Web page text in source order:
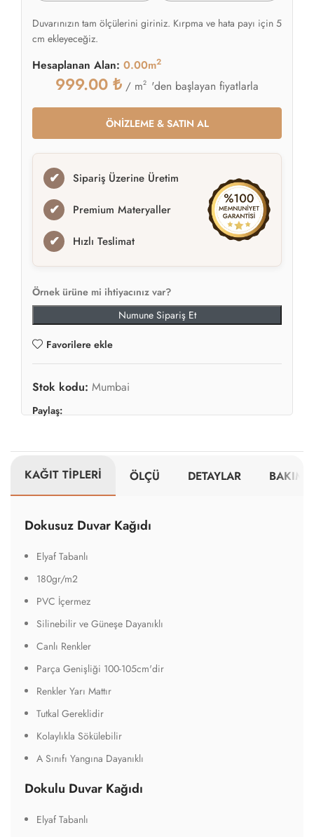
Duvarınızın tam ölçülerini giriniz. Kırpma ve hata payı için 5
cm ekleyeceğiz.
Hesaplanan Alan: 0.00m2
999.00 ₺ / m2 'den başlayan fiyatlarla
ÖNİZLEME & SATIN AL
✔ Sipariş Üzerine Üretim
✔ Premium Materyaller
✔ Hızlı Teslimat
Örnek ürüne mi ihtiyacınız var?
Numune Sipariş Et
Favorilere ekle
Stok kodu: Mumbai
Paylaş:
KAĞIT TİPLERİ ÖLÇÜ DETAYLAR BAKIM
Dokusuz Duvar Kağıdı
Elyaf Tabanlı
180gr/m2
PVC İçermez
Silinebilir ve Güneşe Dayanıklı
Canlı Renkler
Parça Genişliği 100-105cm'dir
Renkler Yarı Mattır
Tutkal Gereklidir
Kolaylıkla Sökülebilir
A Sınıfı Yangına Dayanıklı
Dokulu Duvar Kağıdı
Elyaf Tabanlı